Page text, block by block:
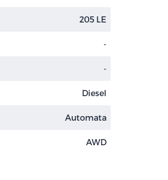
205 LE
-
-
Diesel
Automata
AWD